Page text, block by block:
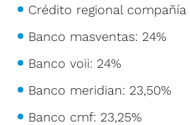
Crédito regional compañía
Banco masventas: 24%
Banco voii: 24%
Banco meridian: 23,50%
Banco cmf: 23,25%